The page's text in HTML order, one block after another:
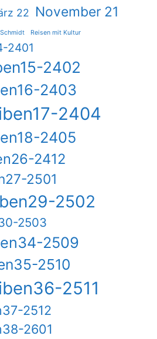
22 November 21
Reisen mit Kultur
2401
2402
2403
2404
2405
2412
2501
2502
2503
2509
2510
2511
2512
2601